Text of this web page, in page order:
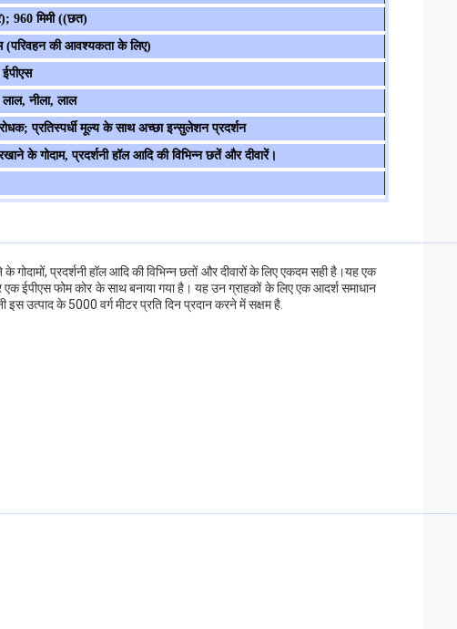
960 मिमी ((छत)
(परिवहन की आवश्यकता के लिए)
ईपीएस
नीला, लाल
प्रतिस्पर्धी मूल्य के साथ अच्छा इन्सुलेशन प्रदर्शन
के गोदाम, प्रदर्शनी हॉल आदि की विभिन्न छतें और दीवारें।
प्रदर्शनी हॉल आदि की विभिन्न छतों और दीवारों के लिए एकदम सही है।यह एक
ईपीएस फोम कोर के साथ बनाया गया है। यह उन ग्राहकों के लिए एक आदर्श समाधान
उत्पाद के 5000 वर्ग मीटर प्रति दिन प्रदान करने में सक्षम है.